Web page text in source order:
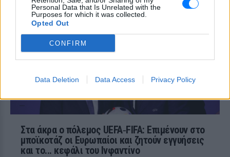
Personal Data that Is Unrelated with the
Purposes for which it was collected.
Opted Out
CONFIRM
Data Deletion Data Access Privacy Policy
Όσα είπε ο πρόεδρος της Θέουτα
Στα άκρα ο πόλεμος UEFA‑FIFA: Επιμένουν στο
μποϊκοτάζ οι Ευρωπαίοι και ζητούν εγγυήσεις
και το... κεφάλι του Ινφαντίνο